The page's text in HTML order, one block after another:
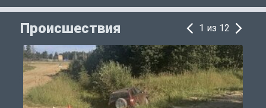
Происшествия 1 из 12